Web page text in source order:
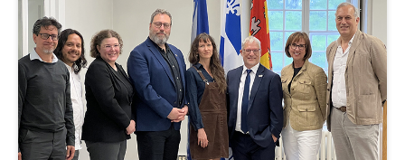
Chaire
recherche
sur
la
qualité
de
l’eau